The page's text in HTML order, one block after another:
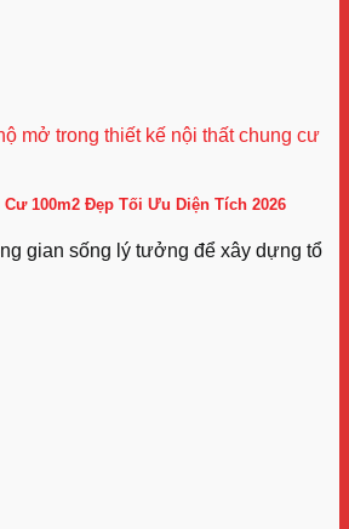
100m2 Đẹp Tối Ưu Diện Tích 2026
gian sống lý tưởng để xây dựng tổ